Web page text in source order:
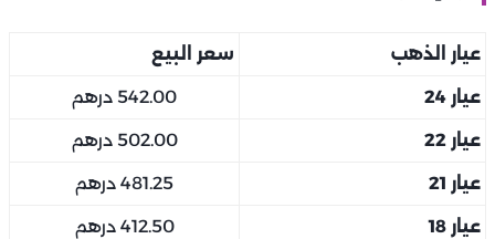
عيار الذهب سعر البيع
عيار 24 542.00 درهم
عيار 22 502.00 درهم
عيار 21 481.25 درهم
عيار 18 412.50 درهم